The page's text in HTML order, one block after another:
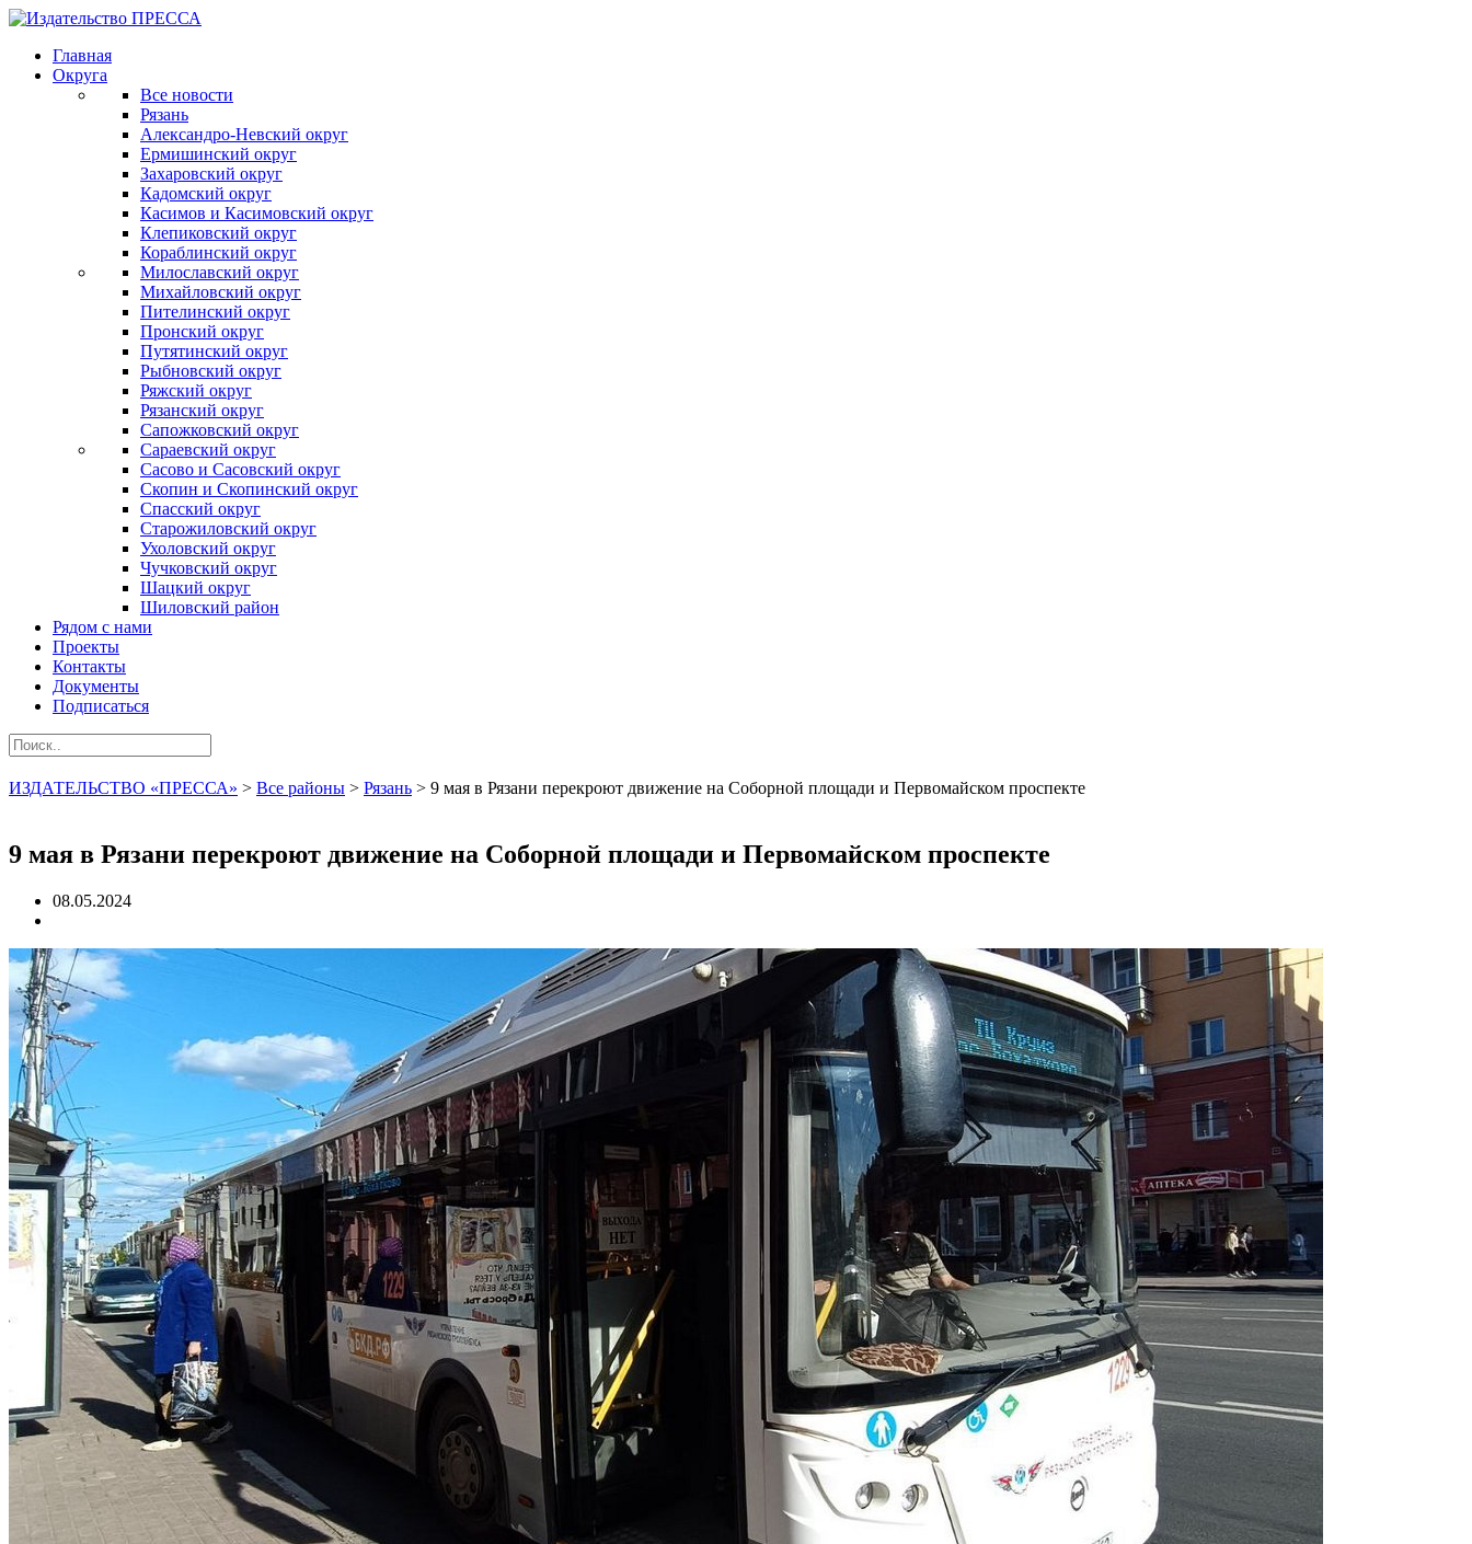
Главная
Округа
Все новости
Рязань
Александро-Невский округ
Ермишинский округ
Захаровский округ
Кадомский округ
Касимов и Касимовский округ
Клепиковский округ
Кораблинский округ
Милославский округ
Михайловский округ
Пителинский округ
Пронский округ
Путятинский округ
Рыбновский округ
Ряжский округ
Рязанский округ
Сапожковский округ
Сараевский округ
Сасово и Сасовский округ
Скопин и Скопинский округ
Спасский округ
Старожиловский округ
Ухоловский округ
Чучковский округ
Шацкий округ
Шиловский район
Рядом с нами
Проекты
Контакты
Документы
Подписаться
ИЗДАТЕЛЬСТВО «ПРЕССА» > Все районы > Рязань > 9 мая в Рязани перекроют движение на Соборной площади и Первомайском проспекте
9 мая в Рязани перекроют движение на Соборной площади и Первомайском проспекте
08.05.2024